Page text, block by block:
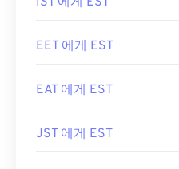
EET 에게 EST
EAT 에게 EST
JST 에게 EST